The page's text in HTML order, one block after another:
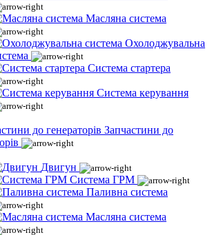
Масляна система
Охолоджувальна
Система стартера
Система керування
Запчастини до
Двигун
Система ГРМ
Паливна система
Масляна система